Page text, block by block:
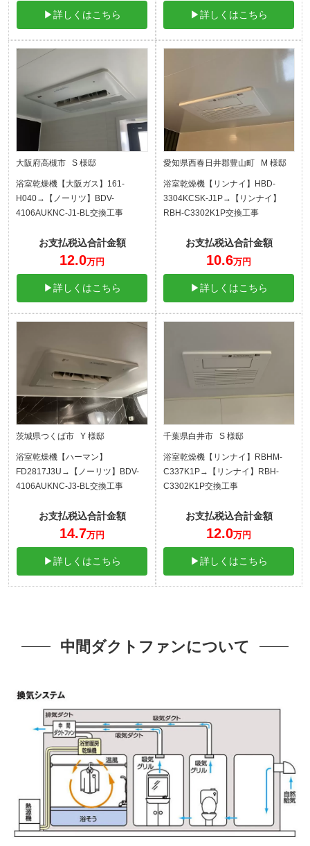
▶詳しくはこちら ▶詳しくはこちら
大阪府高槻市 S 様邸
浴室乾燥機【大阪ガス】161-
H040→【ノーリツ】BDV-
4106AUKNC-J1-BL交換工事
お支払税込合計金額
12.0万円
▶詳しくはこちら
愛知県西春日井郡豊山町 M 様邸
浴室乾燥機【リンナイ】HBD-
3304KCSK-J1P→【リンナイ】
RBH-C3302K1P交換工事
お支払税込合計金額
10.6万円
▶詳しくはこちら
茨城県つくば市 Y 様邸
浴室乾燥機【ハーマン】
FD2817J3U→【ノーリツ】BDV-
4106AUKNC-J3-BL交換工事
お支払税込合計金額
14.7万円
▶詳しくはこちら
千葉県白井市 S 様邸
浴室乾燥機【リンナイ】RBHM-
C337K1P→【リンナイ】RBH-
C3302K1P交換工事
お支払税込合計金額
12.0万円
▶詳しくはこちら
中間ダクトファンについて